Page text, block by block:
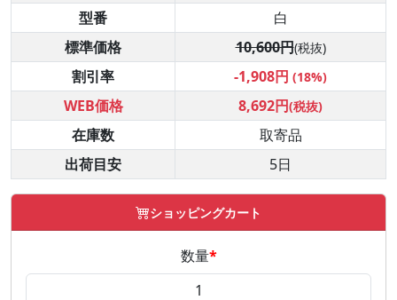
型番
白
標準価格
10,600円(税抜)
割引率 -1,908円 (18%)
WEB価格 8,692円(税抜)
在庫数
取寄品
出荷目安
5日
ショッピングカート
数量*